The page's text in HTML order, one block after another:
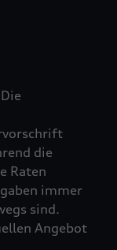
die
Raten
immer
sind.
Angebot